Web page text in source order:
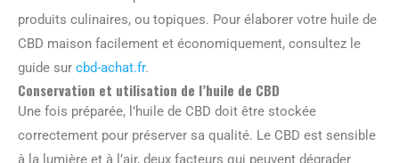
produits culinaires, ou topiques. Pour élaborer votre huile de
CBD maison facilement et économiquement, consultez le
guide sur cbd-achat.fr.
Conservation et utilisation de l’huile de CBD
Une fois préparée, l’huile de CBD doit être stockée
correctement pour préserver sa qualité. Le CBD est sensible
à la lumière et à l’air, deux facteurs qui peuvent dégrader